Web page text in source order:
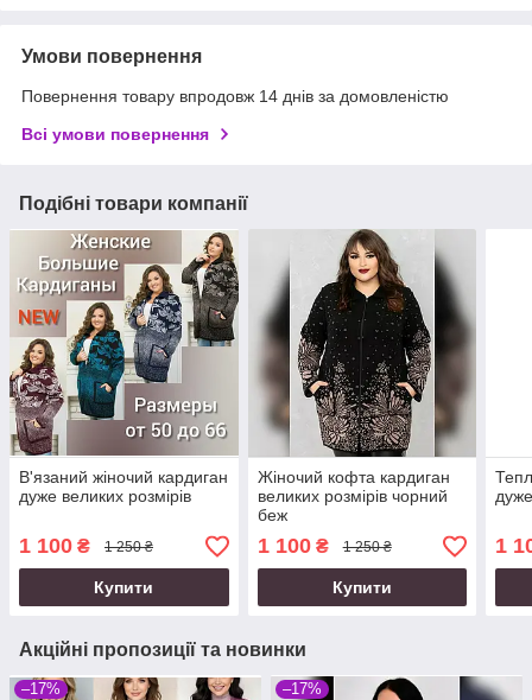
Умови повернення
Повернення товару впродовж 14 днів за домовленістю
Всі умови повернення
Подібні товари компанії
В'язаний жіночий кардиган
дуже великих розмірів
1 100 ₴ 1 250 ₴
Купити
Жіночий кофта кардиган
великих розмірів чорний
беж
1 100₴ 1 250 ₴
Купити
1
Акційні пропозиції та новинки
–17% –17%